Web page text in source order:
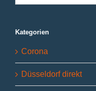
nach:
Kategorien
Corona
Düsseldorf direkt